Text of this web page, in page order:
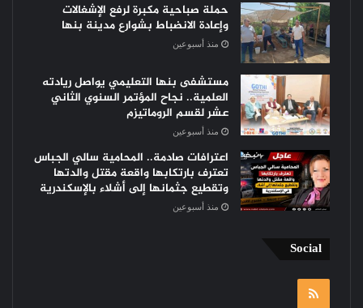
حملة صباحية مكبرة لرفع الإشغالات
وإعادة الانضباط بشوارع مدينة بنها
منذ أسبوعين
مستشفى بنها التعليمي يواصل ريادته
العلمية.. نجاح المؤتمر السنوي الثاني
عشر لقسم الروماتيزم
منذ أسبوعين
اعترافات صادمة.. المحامية سالي الجباس
تعترف بارتكابها واقعة مقتل والدتها
وتقطيع جثمانها إلى أشلاء بالإسكندرية
منذ أسبوعين
Social
RSS